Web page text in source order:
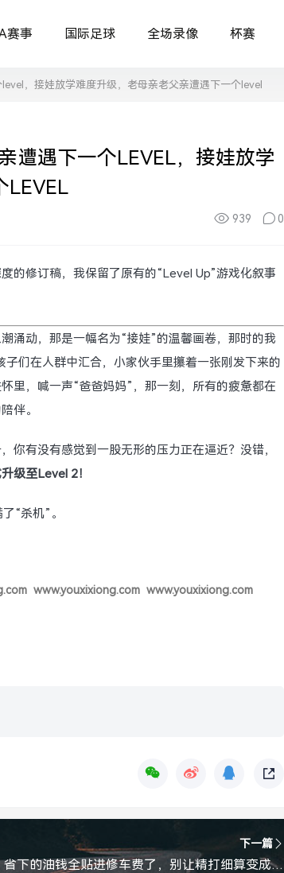
赛事 国际足球 全场录像 杯赛
，接娃放学难度升级，老母亲老父亲遭遇下一个level
遭遇下一个LEVEL，接娃放学
LEVEL
939 0
的修订稿，我保留了原有的“Level Up”游戏化叙事
涌动，那是一幅名为“接娃”的温馨画卷，那时的我
们在人群中汇合，小家伙手里攥着一张刚发下来的
里，喊一声“爸爸妈妈”，那一刻，所有的疲惫都在
伴。
你有没有感觉到一股无形的压力正在逼近？没错，
级至Level 2！
“杀机”。
www.youxixiong.com www.youxixiong.com
下一篇
省下的油钱全贴进修车费了，别让精打细算变成自讨苦吃